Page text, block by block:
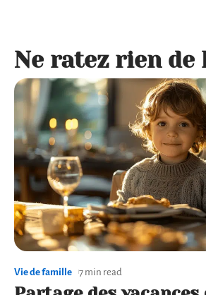
Ne ratez rien de
Vie de famille 7 min read